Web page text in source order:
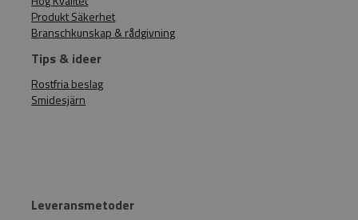
Produkt Säkerhet
Branschkunskap & rådgivning
Tips & ideer
Rostfria beslag
Smidesjärn
Leveransmetoder